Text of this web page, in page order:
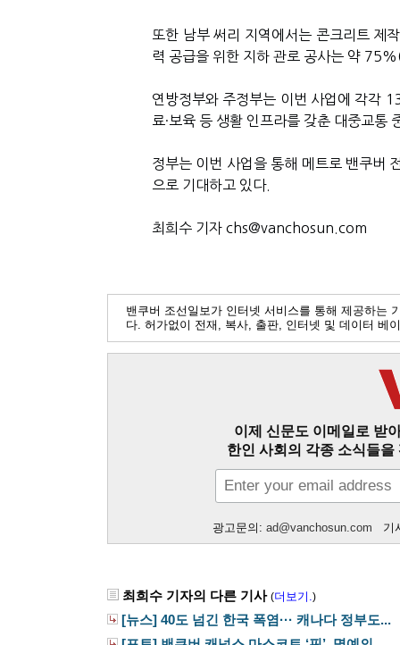
또한 남부 써리 지역에서는 콘크리트 제
력 공급을 위한 지하 관로 공사는 약
연방정부와 주정부는 이번 사업에 각각
료·보육 등 생활 인프라를 갖춘 대중교통
정부는 이번 사업을 통해 메트로 밴쿠버
으로 기대하고 있다.
최희수 기자 chs@vanchosun.com
밴쿠버 조선일보가 인터넷 서비스를 통해 제공하는
다. 허가없이 전재, 복사, 출판, 인터넷 및 데이터 베
이제 신문도 이메일로 받
한인 사회의 각종 소식들
광고문의: ad@vanchosun.com 기
최희수 기자의 다른 기사 (더보기.)
[뉴스] 40도 넘긴 한국 폭염··· 캐나다 정부도...